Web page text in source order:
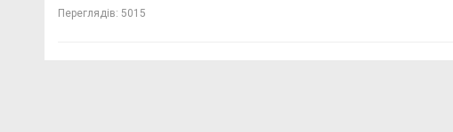
Переглядів: 5015